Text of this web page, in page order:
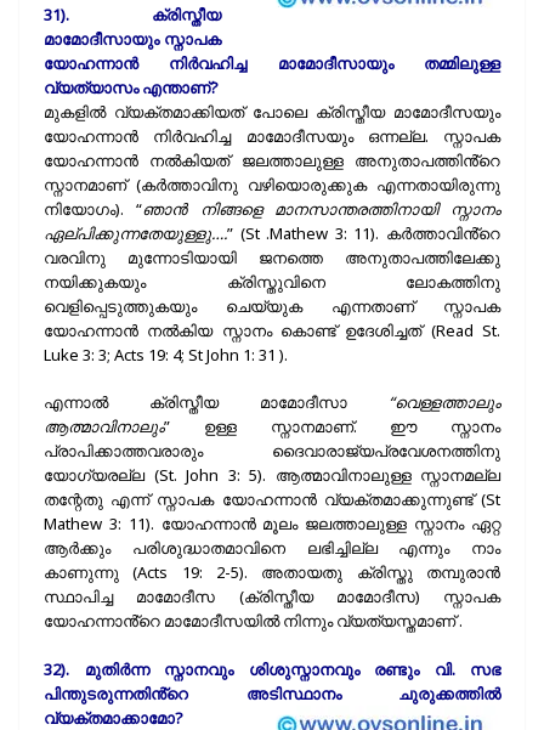
31). ക്രിസ്തീയ
മാമോദീസായും സ്നാപക
യോഹന്നാൻ നിർവഹിച്ച മാമോദീസായും തമ്മിലുള്ള
വ്യത്യാസം എന്താണ്?
മുകളിൽ വ്യക്തമാക്കിയത് പോലെ ക്രിസ്തീയ മാമോദീസയും
യോഹന്നാൻ നിർവഹിച്ച മാമോദീസയും ഒന്നല്ല. സ്നാപക
യോഹന്നാൻ നൽകിയത് ജലത്താലുള്ള അനുതാപത്തിൻ്റെ
സ്നാനമാണ് (കർത്താവിനു വഴിയൊരുക്കുക എന്നതായിരുന്നു
നിയോഗം). “ഞാൻ നിങ്ങളെ മാനസാന്തരത്തിനായി സ്നാനം
ഏല്പിക്കുന്നതേയുള്ളു….” (St .Mathew 3: 11). കർത്താവിൻ്റെ
വരവിനു മുന്നോടിയായി ജനത്തെ അനുതാപത്തിലേക്കു
നയിക്കുകയും ക്രിസ്തുവിനെ ലോകത്തിനു
വെളിപ്പെടുത്തുകയും ചെയ്യുക എന്നതാണ് സ്നാപക
യോഹന്നാൻ നൽകിയ സ്നാനം കൊണ്ട് ഉദേശിച്ചത്‌ (Read St.
Luke 3: 3; Acts 19: 4; St John 1: 31 ).
എന്നാൽ ക്രിസ്തീയ മാമോദീസാ “വെള്ളത്താലും
ആത്മാവിനാലും” ഉള്ള സ്നാനമാണ്. ഈ സ്നാനം
പ്രാപിക്കാത്തവരാരും ദൈവാരാജ്യപ്രവേശനത്തിനു
യോഗ്യരല്ല (St. John 3: 5). ആത്മാവിനാലുള്ള സ്നാനമല്ല
തന്റേതു എന്ന് സ്നാപക യോഹന്നാൻ വ്യക്‌തമാക്കുന്നുണ്ട് (St
Mathew 3: 11). യോഹന്നാൻ മൂലം ജലത്താലുള്ള സ്നാനം ഏറ്റ
ആർക്കും പരിശുദ്ധാതമാവിനെ ലഭിച്ചില്ല എന്നും നാം
കാണുന്നു (Acts 19: 2-5). അതായതു ക്രിസ്തു തമ്പുരാൻ
സ്ഥാപിച്ച മാമോദീസ (ക്രിസ്തീയ മാമോദീസ) സ്നാപക
യോഹന്നാൻ്റെ മാമോദീസയിൽ നിന്നും വ്യത്യസ്തമാണ് .
32). മുതിർന്ന സ്നാനവും ശിശുസ്നാനവും രണ്ടും വി. സഭ
പിന്തുടരുന്നതിൻ്റെ അടിസ്ഥാനം ചുരുക്കത്തിൽ
വ്യക്തമാക്കാമോ?